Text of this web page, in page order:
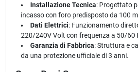
Installazione Tecnica: Progettato
incasso con foro predisposto da 100
Dati Elettrici: Funzionamento
220/240V Volt con frequenza a 50/60
Garanzia di Fabbrica: Struttura e
da una protezione ufficiale di 3 anni.